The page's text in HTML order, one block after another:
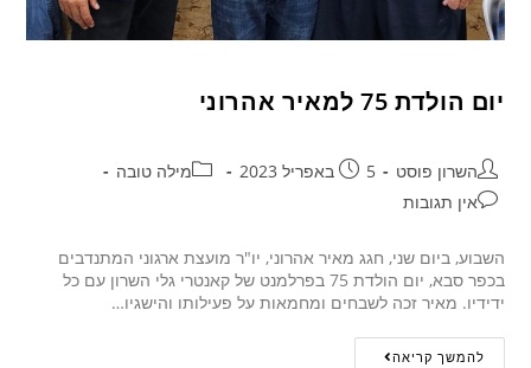
יום הולדת 75 למאיר אהרוני
השרון פוסט 5 באפריל 2023
מילה טובה
אין תגובות
השבוע, ביום שני, חגג מאיר אהרוני, יו"ר מועצת ארגוני המתנדבים
בכפר סבא, יום הולדת 75 בפרלמנט של קאנטרי גלי השרון עם כל
ידידיו. מאיר זכה לשבחים ומחמאות על פעילותו והישגיו…
להמשך קריאה